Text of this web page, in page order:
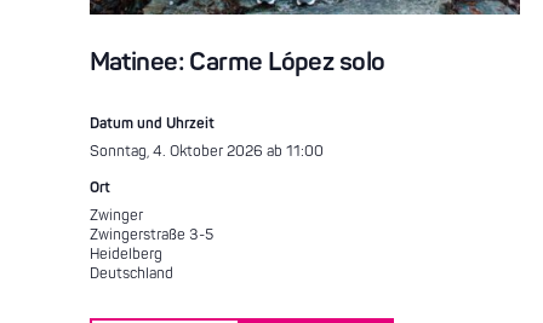
Matinee: Carme López solo
Datum und Uhrzeit
Sonntag, 4. Oktober 2026 ab 11:00
Ort
Zwinger
Zwingerstraße 3-5
Heidelberg
Deutschland